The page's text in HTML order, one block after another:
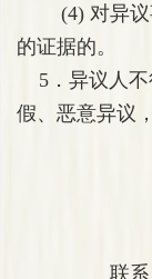
(4) 对异议
的证据的。
5．异议人不
假、恶意异议
联